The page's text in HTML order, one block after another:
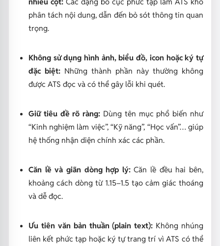
phân tách nội dung, dẫn đến bỏ sót thông tin quan
trọng.
Không sử dụng hình ảnh, biểu đồ, icon hoặc ký tự
đặc biệt:Những thành phần này thường không
được ATS đọc và có thể gây lỗi khi quét.
Giữ tiêu đề rõ ràng: Dùng tên mục phổ biến như
“Kinh nghiệm làm việc”, “Kỹ năng”, “Học vấn”… giúp
hệ thống nhận diện chính xác các phần.
Căn lề và giãn dòng hợp lý:Căn lề đều hai bên,
khoảng cách dòng từ 1.15–1.5 tạo cảm giác thoáng
và dễ đọc.
Ưu tiên văn bản thuần (plain text): Không nhúng
liên kết phức tạp hoặc ký tự trang trí vì ATS có thể